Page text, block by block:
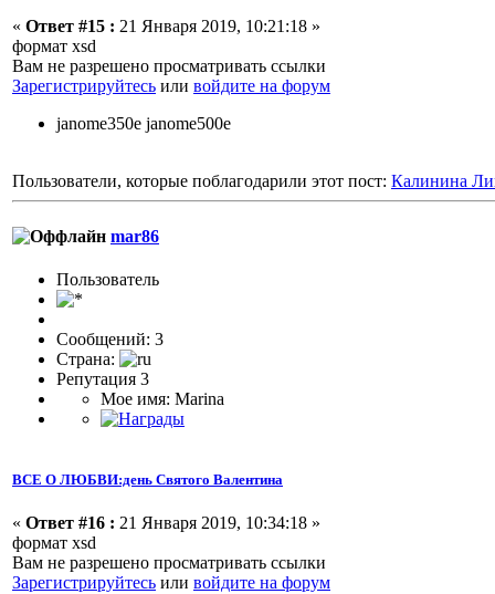
« Ответ #15 : 21 Января 2019, 10:21:18 »
формат xsd
Вам не разрешено просматривать ссылки
Зарегистрируйтесь или войдите на форум
janome350e janome500e
Пользователи, которые поблагодарили этот пост: Калинина
mar86
Пользователь
Сообщений: 3
Страна:
Репутация 3
Мое имя: Marina
ВСЕ О ЛЮБВИ:день Святого Валентина
« Ответ #16 : 21 Января 2019, 10:34:18 »
формат xsd
Вам не разрешено просматривать ссылки
Зарегистрируйтесь или войдите на форум